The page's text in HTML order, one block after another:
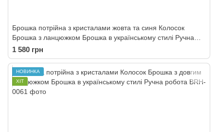
Брошка потрійна з кристалами жовта та синя Колосок
Брошка з ланцюжком Брошка в українському стилі Ручна
робота
1 580 грн
НОВИНКА
ХІТ